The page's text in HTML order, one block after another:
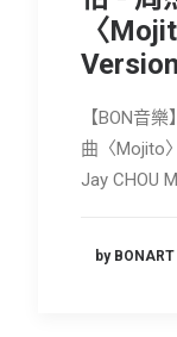
〈
【BON音
曲〈Mojito
Jay CHOU
by BONART